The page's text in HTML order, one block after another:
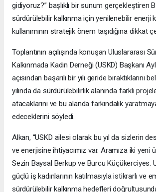
gidiyoruz?” başlıklı bir sunum gerçekleştiren
sürdürülebilir kalkınma için yenilenebilir enerji
kullanımının stratejik önem taşıdığına dikkat
Toplantının açılışında konuşan Uluslararası
Kalkınmada Kadın Derneği (USKD) Başkanı
açısından başarılı bir yılı geride bıraktıklarını
yılında da sürdürülebilirlik alanında farklı
atacaklarını ve bu alanda farkındalık
edeceklerini söyledi.
Alkan, “USKD ailesi olarak bu yıl da sizlerin
ve enerjisine ihtiyacımız var. Aramıza iki yeni
Sezin Baysal Berkup ve Burcu Küçükerciyes.
güçlü iş kadınlarının katılmasıyla istikrarlı ve
sürdürülebilir kalkınma hedefleri